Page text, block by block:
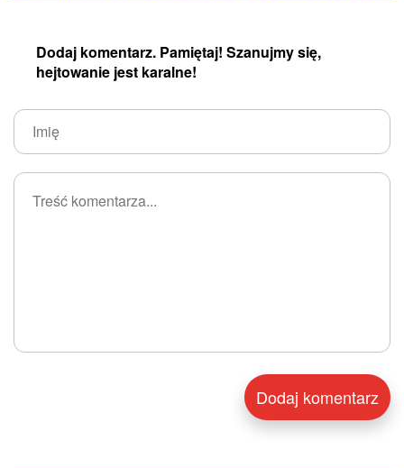
Dodaj komentarz. Pamiętaj! Szanujmy się,
hejtowanie jest karalne!